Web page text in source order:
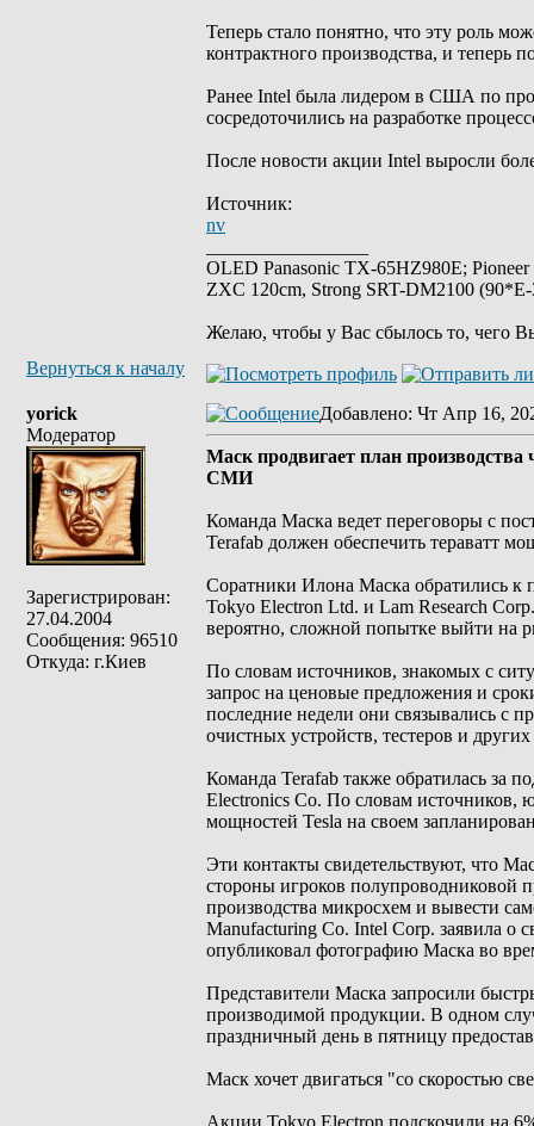
Теперь стало понятно, что эту роль
контрактного производства, и теперь
Ранее Intel была лидером в США по
сосредоточились на разработке
После новости акции Intel выросли
Источник:
nv
OLED Panasonic TX-65HZ980E;
ZXC 120cm, Strong SRT-DM2100
Желаю, чтобы у Вас сбылось то, чего
Вернуться к началу
yorick
Модератор
Зарегистрирован:
27.04.2004
Сообщения: 96510
Откуда: г.Киев
Добавлено: Чт Апр 16,
Маск продвигает план
СМИ
Команда Маска ведет переговоры с
Terafab должен обеспечить тераватт
Соратники Илона Маска обратились
Tokyo Electron Ltd. и Lam Research
вероятно, сложной попытке выйти на
По словам источников, знакомых с
запрос на ценовые предложения и
последние недели они связывались с
очистных устройств, тестеров и
Команда Terafab также обратилась за
Electronics Co. По словам источников,
мощностей Tesla на своем
Эти контакты свидетельствуют, что
стороны игроков полупроводниковой
производства микросхем и вывести
Manufacturing Co. Intel Corp. заявила о
опубликовал фотографию Маска во
Представители Маска запросили
производимой продукции. В одном
праздничный день в пятницу
Маск хочет двигаться "со скоростью
Акции Tokyo Electron подскочили на